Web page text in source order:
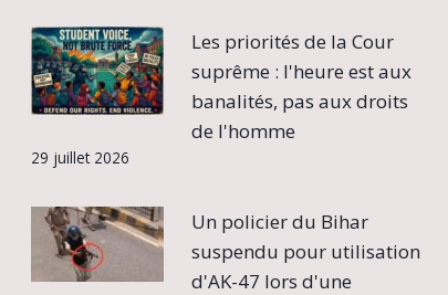
Les priorités de la Cour
suprême : l'heure est aux
banalités, pas aux droits
de l'homme
29 juillet 2026
Un policier du Bihar
suspendu pour utilisation
d'AK-47 lors d'une